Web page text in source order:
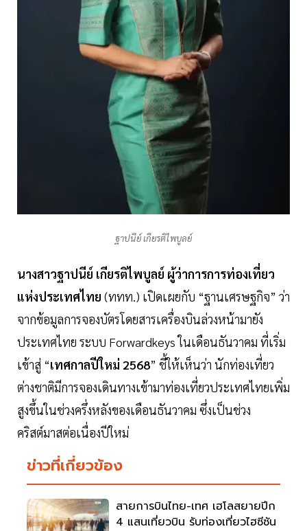
ฐาปนีย์ เกียรติไพบูลย์
นางสาวฐาปนีย์ เกียรติไพบูลย์ ผู้ว่าการการท่องเที่ยว
แห่งประเทศไทย (ททท.) เปิดเผยกับ “ฐานเศรษฐกิจ” ว่า
จากข้อมูลการจองบัตรโดยสารเครื่องบินล่วงหน้ามายัง
ประเทศไทย ระบบ Forwardkeys ในเดือนธันวาคม ที่เริ่ม
เข้าสู่ “เทศกาลปีใหม่ 2568” ชี้ให้เห็นว่า นักท่องเที่ยว
ต่างชาติมีการจองเดินทางเข้ามาท่องเที่ยวประเทศไทยเพิ่ม
สูงขึ้นในช่วงครึ่งหลังของเดือนธันวาคม ซึ่งเป็นช่วง
คริสต์มาสต่อเนื่องปีใหม่
ข่าวที่เกี่ยวข้อง
สายการบินไทย-เทศ เฮโลสยายปีก
4 แสนเที่ยวบิน รับท่องเที่ยวไฮซีซัน